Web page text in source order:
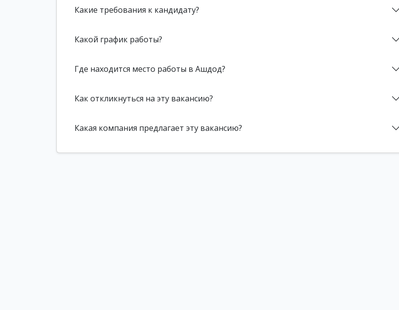
Какие требования к кандидату?
Какой график работы?
Где находится место работы в Ашдод?
Как откликнуться на эту вакансию?
Какая компания предлагает эту вакансию?